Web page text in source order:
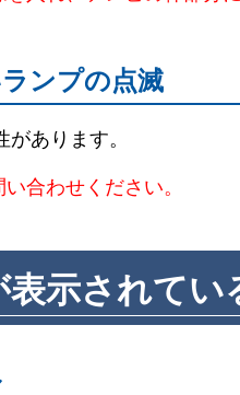
ンプの点滅
あります。
合わせください。
示されてい